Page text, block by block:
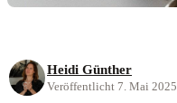
Heidi Günther
Veröffentlicht 7. Mai 2025